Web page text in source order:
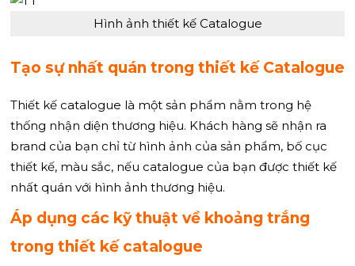
Hình ảnh thiết kế Catalogue
Tạo sự nhất quán trong thiết kế Catalogue
Thiết kế catalogue là một sản phẩm nằm trong hệ
thống nhận diện thương hiệu. Khách hàng sẽ nhận ra
brand của bạn chỉ từ hình ảnh của sản phẩm, bố cục
thiết kế, màu sắc, nếu catalogue của bạn được thiết kế
nhất quán với hình ảnh thương hiệu.
Áp dụng các kỹ thuật về khoảng trắng
trong thiết kế catalogue